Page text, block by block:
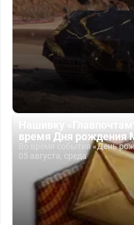
Нашивку
время Дня рождения
Во время события «День
05 августа, среда